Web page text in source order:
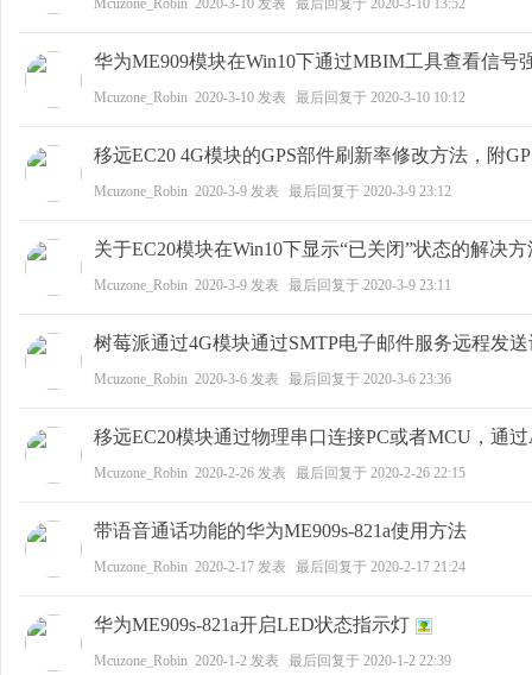
Mcuzone_Robin 2020-3-10 发表 最后回复于 2020-3-10 13:52
华为ME909模块在Win10下通过MBIM工具查看信号
Mcuzone_Robin 2020-3-10 发表 最后回复于 2020-3-10 10:12
移远EC20 4G模块的GPS部件刷新率修改方法，附
Mcuzone_Robin 2020-3-9 发表 最后回复于 2020-3-9 23:12
关于EC20模块在Win10下显示“已关闭”状态的解决方
Mcuzone_Robin 2020-3-9 发表 最后回复于 2020-3-9 23:11
树莓派通过4G模块通过SMTP电子邮件服务远程发
Mcuzone_Robin 2020-3-6 发表 最后回复于 2020-3-6 23:36
移远EC20模块通过物理串口连接PC或者MCU，通
Mcuzone_Robin 2020-2-26 发表 最后回复于 2020-2-26 22:15
带语音通话功能的华为ME909s-821a使用方法
Mcuzone_Robin 2020-2-17 发表 最后回复于 2020-2-17 21:24
华为ME909s-821a开启LED状态指示灯
Mcuzone_Robin 2020-1-2 发表 最后回复于 2020-1-2 22:39